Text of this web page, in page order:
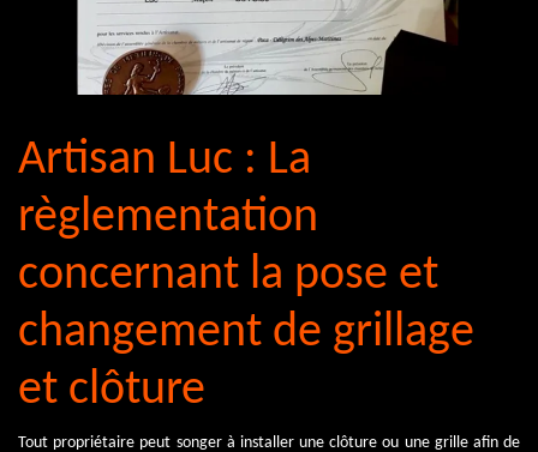
Artisan Luc : La
règlementation
concernant la pose et
changement de grillage
et clôture
Tout propriétaire peut songer à installer une clôture ou une grille afin de